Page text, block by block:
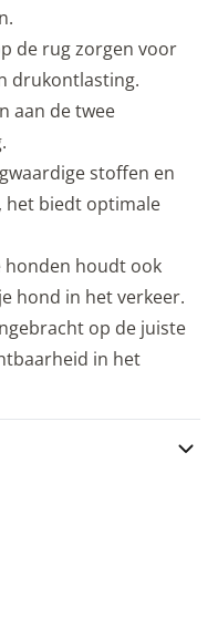
de rug zorgen voor
drukontlasting.
aan de twee
stoffen en
het biedt optimale
honden houdt ook
hond in het verkeer.
op de juiste
in het